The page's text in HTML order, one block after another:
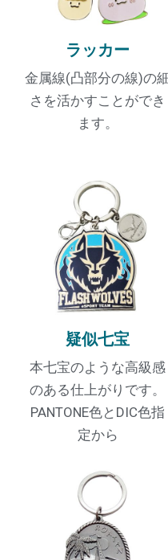
ラッカー
金属線(凸部分の線)の
さを活かすことができ
ます。
疑似七宝
本七宝のような高級感
のある仕上がりです。
PANTONE色とDIC色指
定から